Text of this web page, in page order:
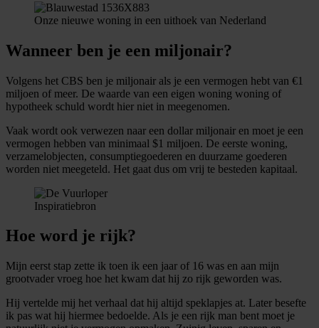
Onze nieuwe woning in een uithoek van Nederland
Wanneer ben je een miljonair?
Volgens het CBS ben je miljonair als je een vermogen hebt van €1
miljoen of meer. De waarde van een eigen woning woning of
hypotheek schuld wordt hier niet in meegenomen.
Vaak wordt ook verwezen naar een dollar miljonair en moet je een
vermogen hebben van minimaal $1 miljoen. De eerste woning,
verzamelobjecten, consumptiegoederen en duurzame goederen
worden niet meegeteld. Het gaat dus om vrij te besteden kapitaal.
Inspiratiebron
Hoe word je rijk?
Mijn eerst stap zette ik toen ik een jaar of 16 was en aan mijn
grootvader vroeg hoe het kwam dat hij zo rijk geworden was.
Hij vertelde mij het verhaal dat hij altijd speklapjes at. Later besefte
ik pas wat hij hiermee bedoelde. Als je een rijk man bent moet je